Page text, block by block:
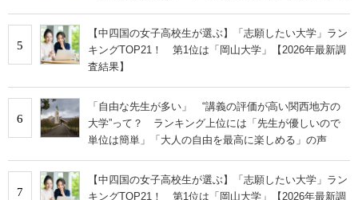
5
【中四国の女子高校生が選ぶ】「志願したい大学」ラン
キングTOP21！ 第1位は「岡山大学」【2026年最新調
査結果】
6
「自由な先生が多い」 “講義の評価が高い関西地方の
大学”って？ ランキング上位には「先生が優しいので
単位は簡単」「大人の自由を最高に楽しめる」の声
7
【中四国の女子高校生が選ぶ】「志願したい大学」ラン
キングTOP21！ 第1位は「岡山大学」【2026年最新調